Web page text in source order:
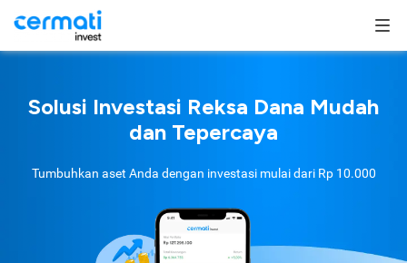
Solusi Investasi Reksa Dana Mudah
dan Tepercaya
Tumbuhkan aset Anda dengan investasi mulai dari Rp 10.000